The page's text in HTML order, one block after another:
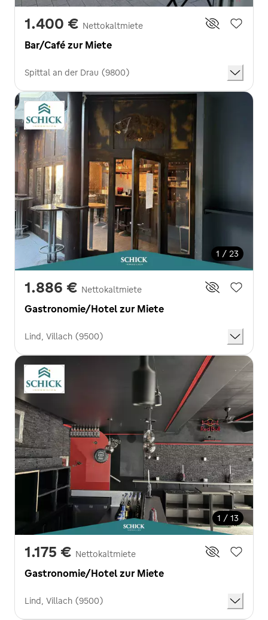
1.400 € Nettokaltmiete
Bar/Café zur Miete
Spittal an der Drau (9800)
1 / 23
1.886 € Nettokaltmiete
Gastronomie/Hotel zur Miete
Lind, Villach (9500)
1 / 13
1.175 € Nettokaltmiete
Gastronomie/Hotel zur Miete
Lind, Villach (9500)